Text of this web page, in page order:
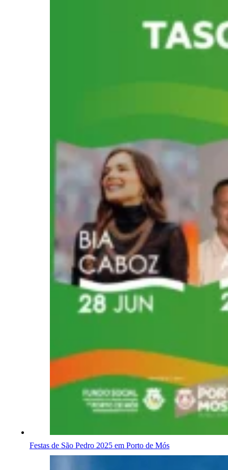
Festas de São Pedro 2025 em Porto de Mós